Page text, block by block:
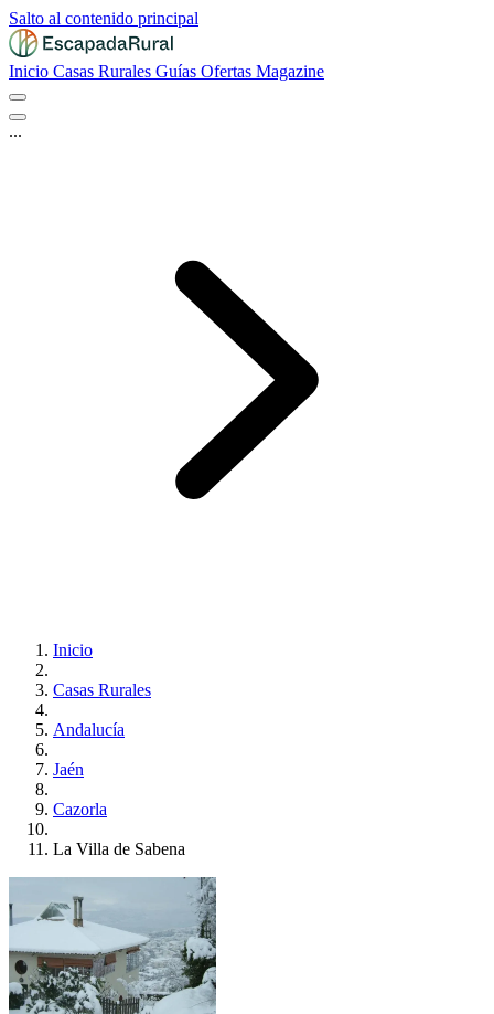
Salto al contenido principal
Inicio Casas Rurales Guías Ofertas Magazine
...
Inicio
Casas Rurales
Andalucía
Jaén
Cazorla
La Villa de Sabena